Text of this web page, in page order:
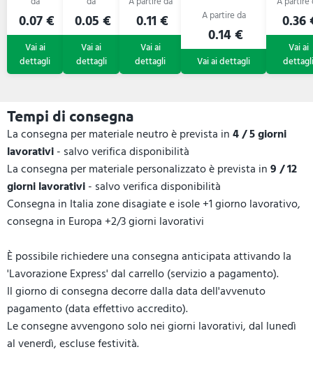
0.07 € 0.05 € 0.11 €
0.14 €
0.36
Tempi di consegna
La consegna per materiale neutro è prevista in4 / 5 giorni
lavorativi- salvo verifica disponibilità
La consegna per materiale personalizzato è prevista in9 / 12
giorni lavorativi- salvo verifica disponibilità
Consegna in Italia zone disagiate e isole +1 giorno lavorativo,
consegna in Europa +2/3 giorni lavorativi
È possibile richiedere una consegna anticipata attivando la
'Lavorazione Express' dal carrello (servizio a pagamento).
Il giorno di consegna decorre dalla data dell'avvenuto
pagamento (data effettivo accredito).
Le consegne avvengono solo nei giorni lavorativi, dal lunedì
al venerdì, escluse festività.